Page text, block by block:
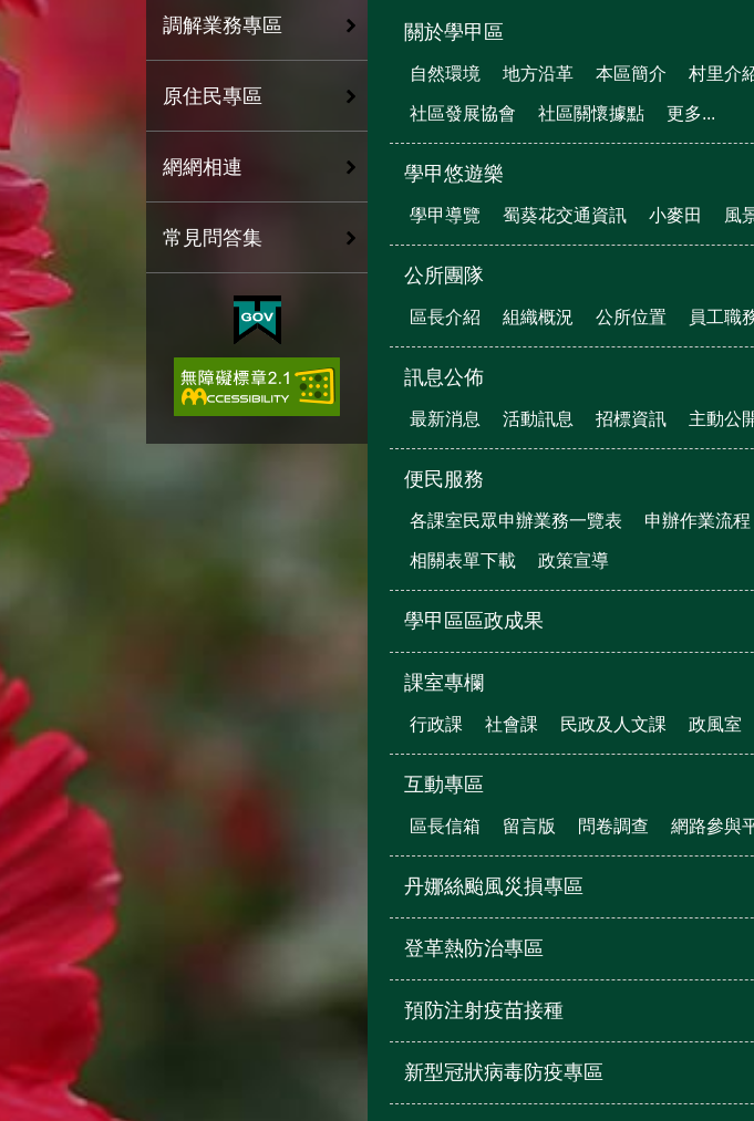
調解業務專區
原住民專區
網網相連
常見問答集
關於學甲區
自然環境 地方沿革 本區簡介 村里介
社區發展協會 社區關懷據點 更多...
學甲悠遊樂
學甲導覽 蜀葵花交通資訊 小麥田 風
公所團隊
區長介紹 組織概況 公所位置 員工職
訊息公佈
最新消息 活動訊息 招標資訊 主動公
便民服務
各課室民眾申辦業務一覽表 申辦作業流程
相關表單下載 政策宣導
學甲區區政成果
課室專欄
行政課 社會課 民政及人文課 政風室
互動專區
區長信箱 留言版 問卷調查 網路參與
丹娜絲颱風災損專區
登革熱防治專區
預防注射疫苗接種
新型冠狀病毒防疫專區